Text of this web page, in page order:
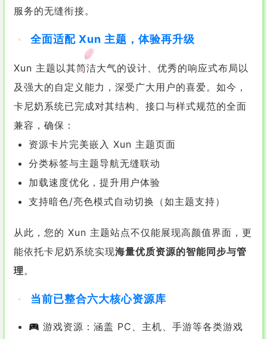
服务的无缝衔接。
全面适配 Xun 主题，体验再升级
Xun 主题以其简洁大气的设计、优秀的响应式布局以
及强大的自定义能力，深受广大用户的喜爱。如今，
卡尼奶系统已完成对其结构、接口与样式规范的全面
兼容，确保：
资源卡片完美嵌入 Xun 主题页面
分类标签与主题导航无缝联动
加载速度优化，提升用户体验
支持暗色/亮色模式自动切换（如主题支持）
从此，您的 Xun 主题站点不仅能展现高颜值界面，更
能依托卡尼奶系统实现海量优质资源的智能同步与管
理。
当前已整合六大核心资源库
游戏资源：涵盖 PC、主机、手游等各类游戏